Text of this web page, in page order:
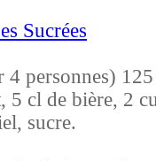
Sucrées
personnes)
5 cl de bière, 2
sucre.